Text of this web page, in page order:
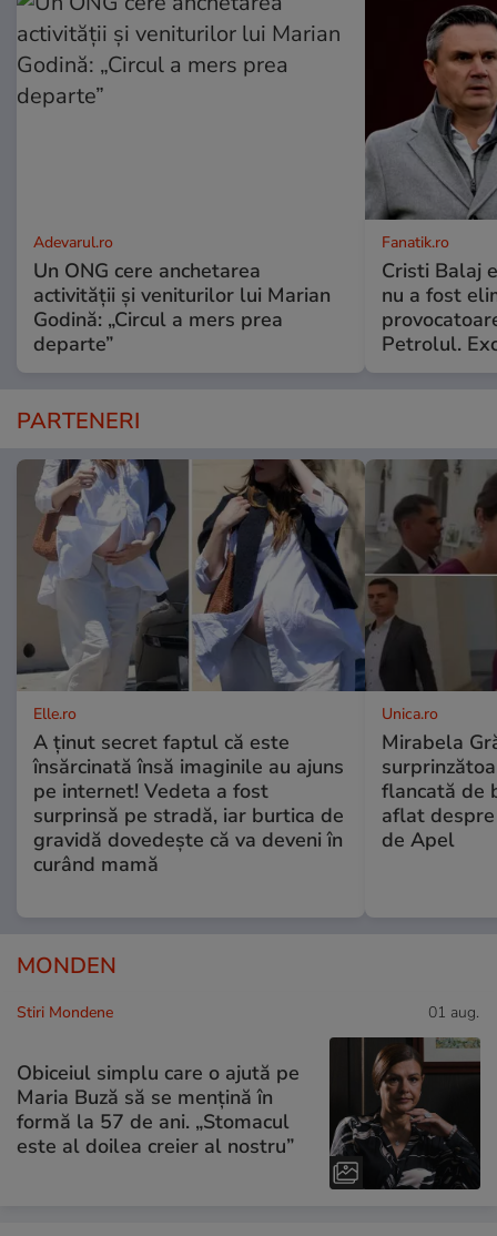
Adevarul.ro
Un ONG cere anchetarea
activității și veniturilor lui Marian
Godină: „Circul a mers prea
departe”
Fanatik.ro
Cristi Balaj
nu a fost
Petrolul.
PARTENERI
Elle.ro
A ținut secret faptul că este
însărcinată însă imaginile au ajuns
pe internet! Vedeta a fost
surprinsă pe stradă, iar burtica de
gravidă dovedește că va deveni în
curând mamă
Unica.ro
Mirabela
flancată de
aflat
de Apel
MONDEN
Stiri Mondene 01 aug.
Obiceiul simplu care o ajută pe
Maria Buză să se mențină în
formă la 57 de ani. „Stomacul
este al doilea creier al nostru”